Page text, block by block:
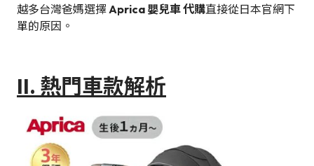
越多台灣爸媽選擇 Aprica 嬰兒車 代購直接從日本官網下
單的原因。
II. 熱門車款解析